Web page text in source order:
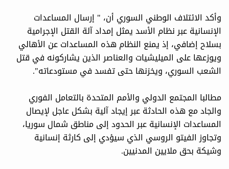
وأكد الائتلاف الوطني السوري أن، " إرسال المساعدات
الإنسانية عبر نظام الأسد يمثل إمداد آلة القتل الإجرامية
بسلاح إضافي، إذ يمنع النظام هذه المساعدات عن الأهالي
ويوزعها على الميليشيات والعناصر الذين يشاركونه في قتل
الشعب السوري، ويخزنها حتى تفسد في مستودعاته".
مطالبا المجتمع الدولي والأمم المتحدة بالتعامل الفوري
والجاد مع هذه الحادثة عبر إيجاد آلية بشكل عاجل لإيصال
المساعدات الإنسانية عبر الحدود إلى مناطق شمال سوريا،
وتجاوز الفيتو الروسي الذي سيؤدي إلى كارثة إنسانية
وشيكة بحق ملايين المدنيين.